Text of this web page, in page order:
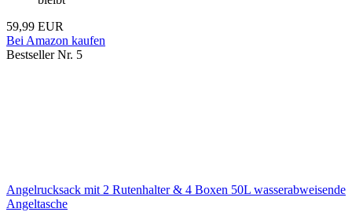
59,99 EUR
Bei Amazon kaufen
Bestseller Nr. 5
Angelrucksack mit 2 Rutenhalter & 4 Boxen 50L wasserabweisende
Angeltasche